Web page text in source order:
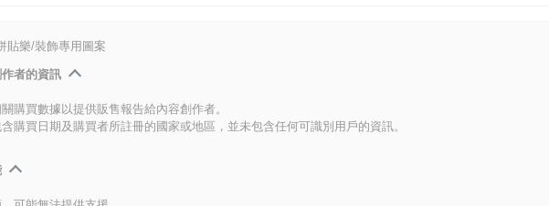
貼樂/裝飾專用圖案
者的資訊
購買數據以提供販售報告給內容創作者。
購買日期及購買者所註冊的國家或地區，並未包含任何可識別用戶的資訊。